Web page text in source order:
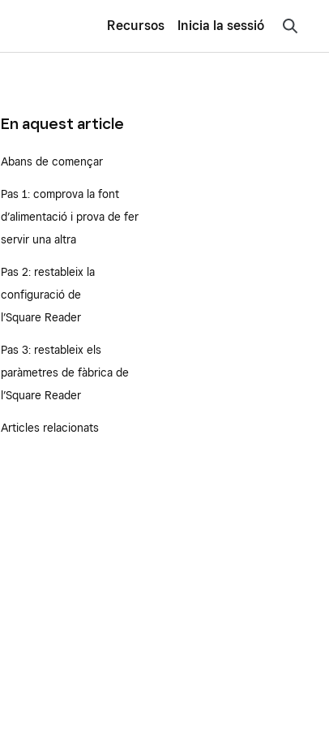
Recursos Inicia la sessió
En aquest article
Abans de començar
Pas 1: comprova la font
d’alimentació i prova de fer
servir una altra
Pas 2: restableix la
configuració de
l’Square Reader
Pas 3: restableix els
paràmetres de fàbrica de
l’Square Reader
Articles relacionats